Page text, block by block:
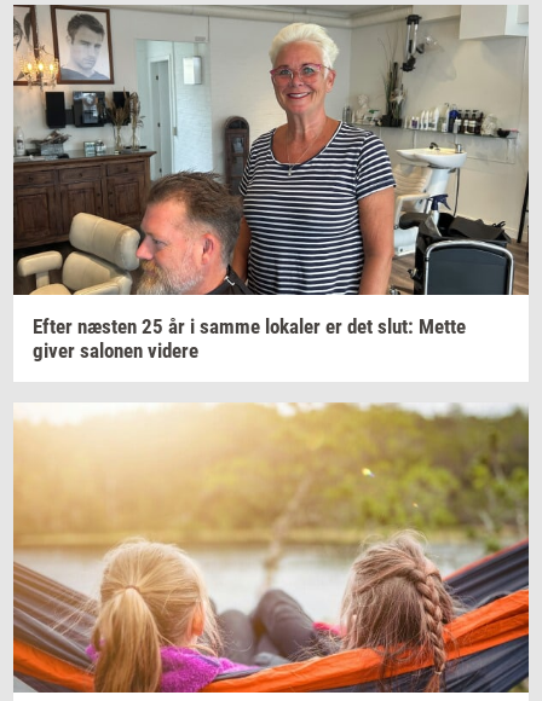
Efter næ­sten 25 år i samme lo­ka­ler er det slut: Mette
giver sa­lo­nen vi­de­re